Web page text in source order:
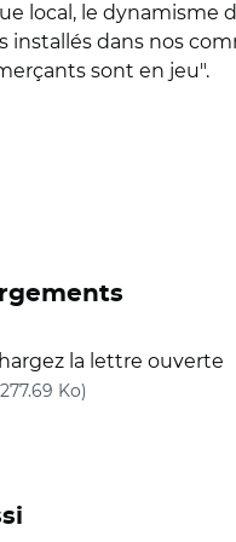
local, le dynamisme
installés dans nos
sont en jeu".
la lettre ouverte
Ko)